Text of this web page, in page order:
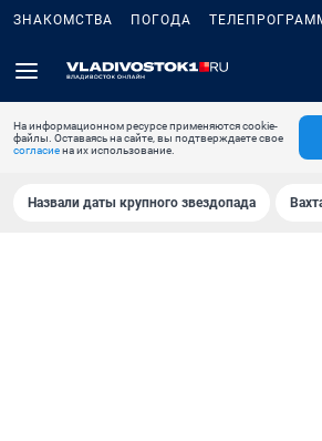
ЗНАКОМСТВА ПОГОДА
На информационном ресурсе применяются cookie-
файлы. Оставаясь на сайте, вы подтверждаете свое
согласиена их использование.
Назвали даты крупного звездопада